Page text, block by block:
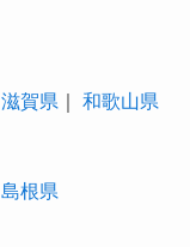
滋賀県 和歌山県
島根県